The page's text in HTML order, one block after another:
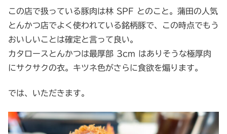
この店で扱っている豚肉は林 SPF とのこと。蒲田の人気
とんかつ店でよく使われている銘柄豚で、この時点でもう
おいしいことは確定と言って良い。
カタロースとんかつは最厚部 3cm はありそうな極厚肉
にサクサクの衣。キツネ色がさらに食欲を煽ります。
では、いただきます。